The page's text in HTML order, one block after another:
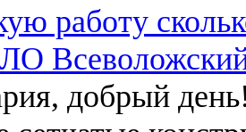
работу
ЛО
добрый